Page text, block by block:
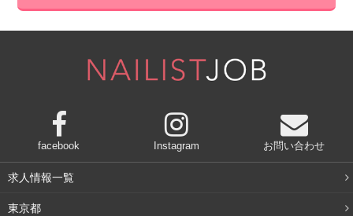
facebook Instagram お問い合わせ
求人情報一覧
東京都